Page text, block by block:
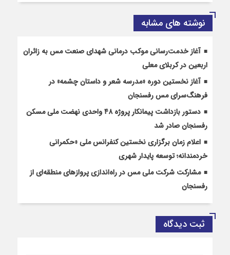
نوشته های مشابه
آغاز خدمت‌رسانی موکب درمانی شهدای صنعت مس به زائران
اربعین در کربلای معلی
آغاز نخستین دوره «مدرسه شعر و داستان چشمه» در
فرهنگ‌سرای مس رفسنجان
دستور بازداشت پیمانکار پروژه ۴۸ واحدی نهضت ملی مسکن
رفسنجان صادر شد
اعلام زمان برگزاری نخستین کنفرانس ملی «حکمرانی
خردمندانه؛ توسعه پایدار شهری
مشارکت شرکت ملی مس در راه‌اندازی پروازهای منطقه‌ای از
رفسنجان
ثبت دیدگاه